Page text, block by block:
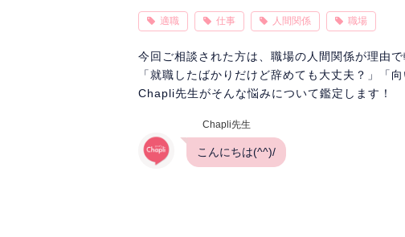
適職 仕事 人間関係 職場
今回ご相談された方は、職場の人間関係が理由
「就職したばかりだけど辞めても大丈夫？」「
Chapli先生がそんな悩みについて鑑定します！
Chapli先生
こんにちは(^^)/